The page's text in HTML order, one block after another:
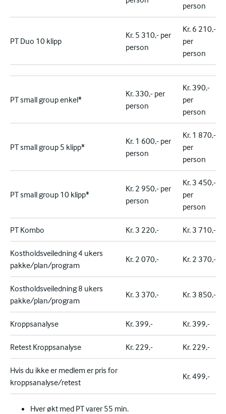
person
PT Duo 10 klipp
Kr. 5 310,- per
person
Kr. 6 210,-
per
person
PT small group enkel*
Kr. 330,- per
person
Kr. 390,-
per
person
PT small group 5 klipp*
Kr. 1 600,- per
person
Kr. 1 870,-
per
person
PT small group 10 klipp*
Kr. 2 950,- per
person
Kr. 3 450,-
per
person
PT Kombo Kr. 3 220,- Kr. 3 710,-
Kostholdsveiledning 4 ukers
pakke/plan/program
Kr. 2 070,- Kr. 2 370,-
Kostholdsveiledning 8 ukers
pakke/plan/program
Kr. 3 370,- Kr. 3 850,-
Kroppsanalyse Kr. 399,- Kr. 399,-
Retest Kroppsanalyse Kr. 229,- Kr. 229,-
Hvis du ikke er medlem er pris for
kroppsanalyse/retest
Kr. 499,-
Hver økt med PT varer 55 min.